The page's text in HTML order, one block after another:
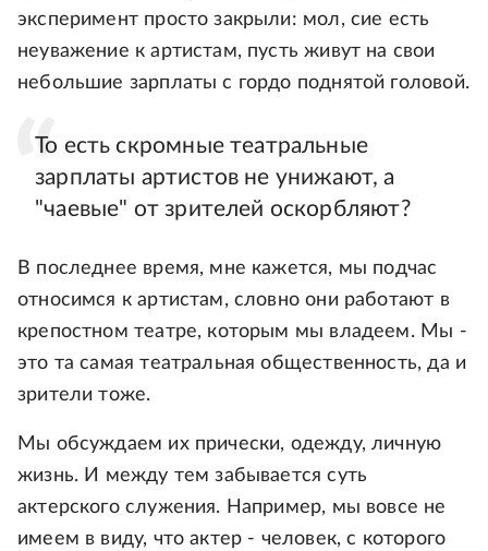
эксперимент просто закрыли: мол, сие есть
неуважение к артистам, пусть живут на свои
небольшие зарплаты с гордо поднятой головой.
То есть скромные театральные
зарплаты артистов не унижают, а
"чаевые" от зрителей оскорбляют?
В последнее время, мне кажется, мы подчас
относимся к артистам, словно они работают в
крепостном театре, которым мы владеем. Мы -
это та самая театральная общественность, да и
зрители тоже.
Мы обсуждаем их прически, одежду, личную
жизнь. И между тем забывается суть
актерского служения. Например, мы вовсе не
имеем в виду, что актер - человек, с которого